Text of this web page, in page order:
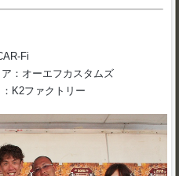
Fi
：オーエフカスタムズ
K2ファクトリー